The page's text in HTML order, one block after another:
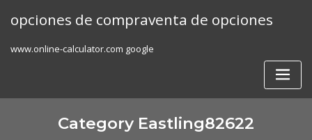
opciones de compraventa de opciones
www.online-calculator.com google
Category Eastling82622